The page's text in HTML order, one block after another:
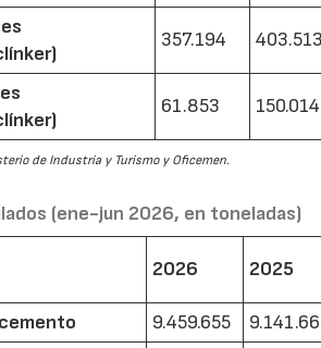
357.194
61.853 150.014
de Industria y Turismo y Oficemen.
(ene-jun 2026, en toneladas)
2026 2025
9.459.655